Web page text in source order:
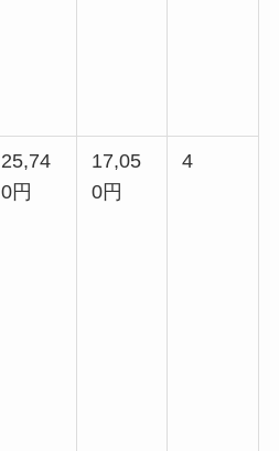
25,74
0円
17,05
0円
4